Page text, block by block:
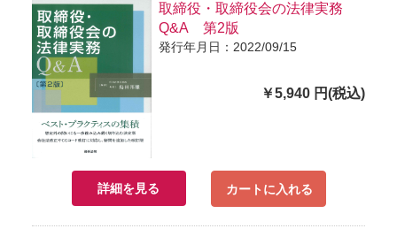
取締役・取締役会の法律実務
Q&A 第2版
発行年月日：2022/09/15
￥5,940 円(税込)
詳細を見る カートに入れる